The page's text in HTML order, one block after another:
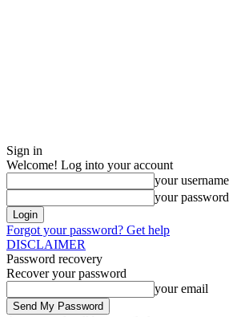
Sign in
Welcome! Log into your account
your username
your password
Forgot your password? Get help
DISCLAIMER
Password recovery
Recover your password
your email